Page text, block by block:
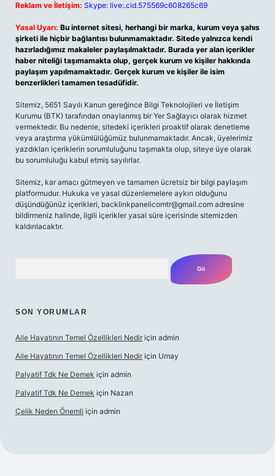
Reklam ve İletişim: Skype: live:.cid.575569c608265c69
Yasal Uyarı: Bu internet sitesi, herhangi bir marka, kurum veya şahıs
şirketi ile hiçbir bağlantısı bulunmamaktadır. Sitede yalnızca kendi
hazırladığımız makaleler paylaşılmaktadır. Burada yer alan içerikler
haber niteliği taşımamakta olup, gerçek kurum ve kişiler hakkında
paylaşım yapılmamaktadır. Gerçek kurum ve kişiler ile isim
benzerlikleri tamamen tesadüfidir.
Sitemiz, 5651 Sayılı Kanun gereğince Bilgi Teknolojileri ve İletişim
Kurumu (BTK) tarafından onaylanmış bir Yer Sağlayıcı olarak hizmet
vermektedir. Bu nedenle, sitedeki içerikleri proaktif olarak denetleme
veya araştırma yükümlülüğümüz bulunmamaktadır. Ancak, üyelerimiz
yazdıkları içeriklerin sorumluluğunu taşımakta olup, siteye üye olarak
bu sorumluluğu kabul etmiş sayılırlar.
Sitemiz, kar amacı gütmeyen ve tamamen ücretsiz bir bilgi paylaşım
platformudur. Hukuka ve yasal düzenlemelere aykırı olduğunu
düşündüğünüz içerikleri, backlinkpanelicomtr@gmail.com adresine
bildirmeniz halinde, ilgili içerikler yasal süre içerisinde sitemizden
kaldırılacaktır.
SON YORUMLAR
Aile Hayatının Temel Özellikleri Nedir için admin
Aile Hayatının Temel Özellikleri Nedir için Umay
Palyatif Tdk Ne Demek için admin
Palyatif Tdk Ne Demek için Nazan
Çelik Neden Önemli için admin